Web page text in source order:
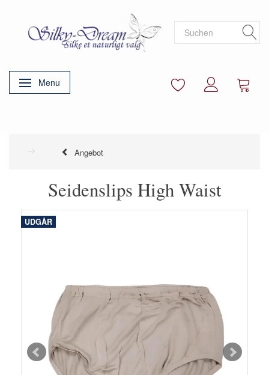
Anzeige ändern
Menu
Angebot
Seidenslips High Waist
UDGÅR